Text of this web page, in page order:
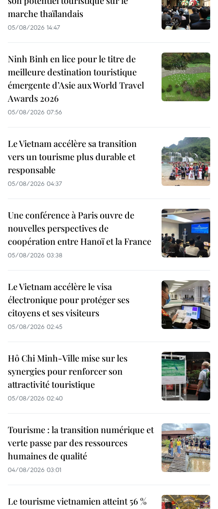
marche thaïlandais
05/08/2026 14:47
Ninh Binh en lice pour le titre de
meilleure destination touristique
émergente d’Asie aux World Travel
Awards 2026
05/08/2026 07:56
Le Vietnam accélère sa transition
vers un tourisme plus durable et
responsable
05/08/2026 04:37
Une conférence à Paris ouvre de
nouvelles perspectives de
coopération entre Hanoï et la France
05/08/2026 03:38
Le Vietnam accélère le visa
électronique pour protéger ses
citoyens et ses visiteurs
05/08/2026 02:45
Hô Chi Minh-Ville mise sur les
synergies pour renforcer son
attractivité touristique
05/08/2026 02:40
Tourisme : la transition numérique et
verte passe par des ressources
humaines de qualité
04/08/2026 03:01
Le tourisme vietnamien atteint 56 %